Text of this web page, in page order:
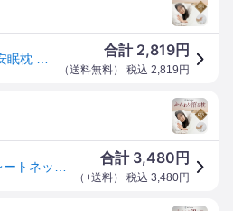
合計 2,819円
（送料無料） 税込 2,819 円
合計 3,480 円
（+送料） 税込 3,480円